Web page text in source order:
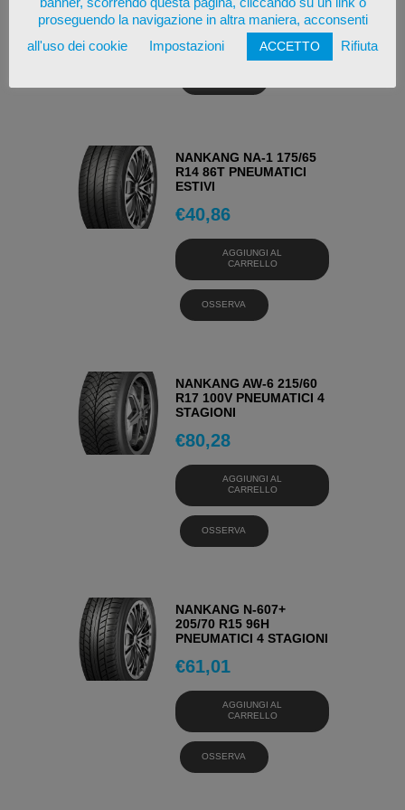
AGGIUNGI AL
NANKANG NA-1 175/65
R14 86T PNEUMATICI
ESTIVI
€40,86
AGGIUNGI AL
CARRELLO
OSSERVA
NANKANG AW-6 215/60
R17 100V PNEUMATICI 4
STAGIONI
€80,28
AGGIUNGI AL
CARRELLO
OSSERVA
NANKANG N-607+
205/70 R15 96H
PNEUMATICI 4 STAGIONI
€61,01
AGGIUNGI AL
CARRELLO
OSSERVA
proseguendo la navigazione in altra maniera, acconsenti
all'uso dei cookie
Impostazioni ACCETTO Rifiuta